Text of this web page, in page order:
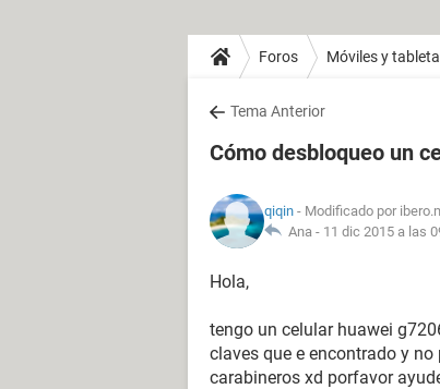
Foros Móviles y
Tema Anterior
Cómo desbloqueo un
qiqin - Modificado por
Ana - 11 dic 2015 a las
Hola,
tengo un celular huawei
claves que e encontrado y
carabineros xd porfavor